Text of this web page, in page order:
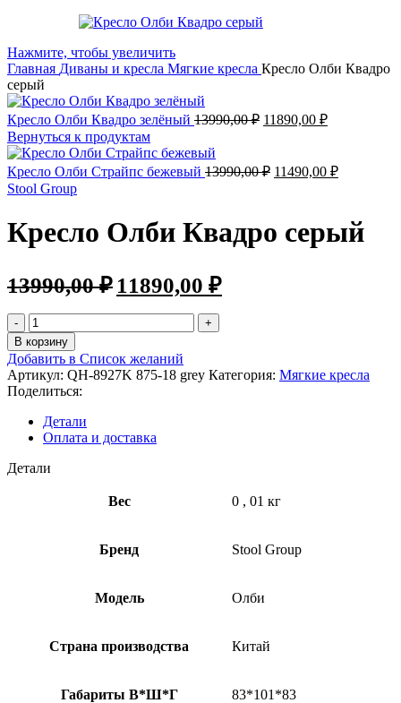
Нажмите, чтобы увеличить
Главная Диваны и кресла Мягкие кресла Кресло Олби Квадро
серый
Кресло Олби Квадро зелёный 13990,00₽ 11890,00 ₽
Вернуться к продуктам
Кресло Олби Страйпс бежевый 13990,00₽ 11490,00 ₽
Stool Group
Кресло Олби Квадро серый
13990,00₽ 11890,00 ₽
В корзину
Добавить в Список желаний
Артикул: QH-8927K 875-18 grey Категория: Мягкие кресла
Поделиться:
Детали
Оплата и доставка
Детали
Вес 0 , 01 кг
Бренд Stool Group
Модель Олби
Страна производства Китай
Габариты В*Ш*Г 83*101*83